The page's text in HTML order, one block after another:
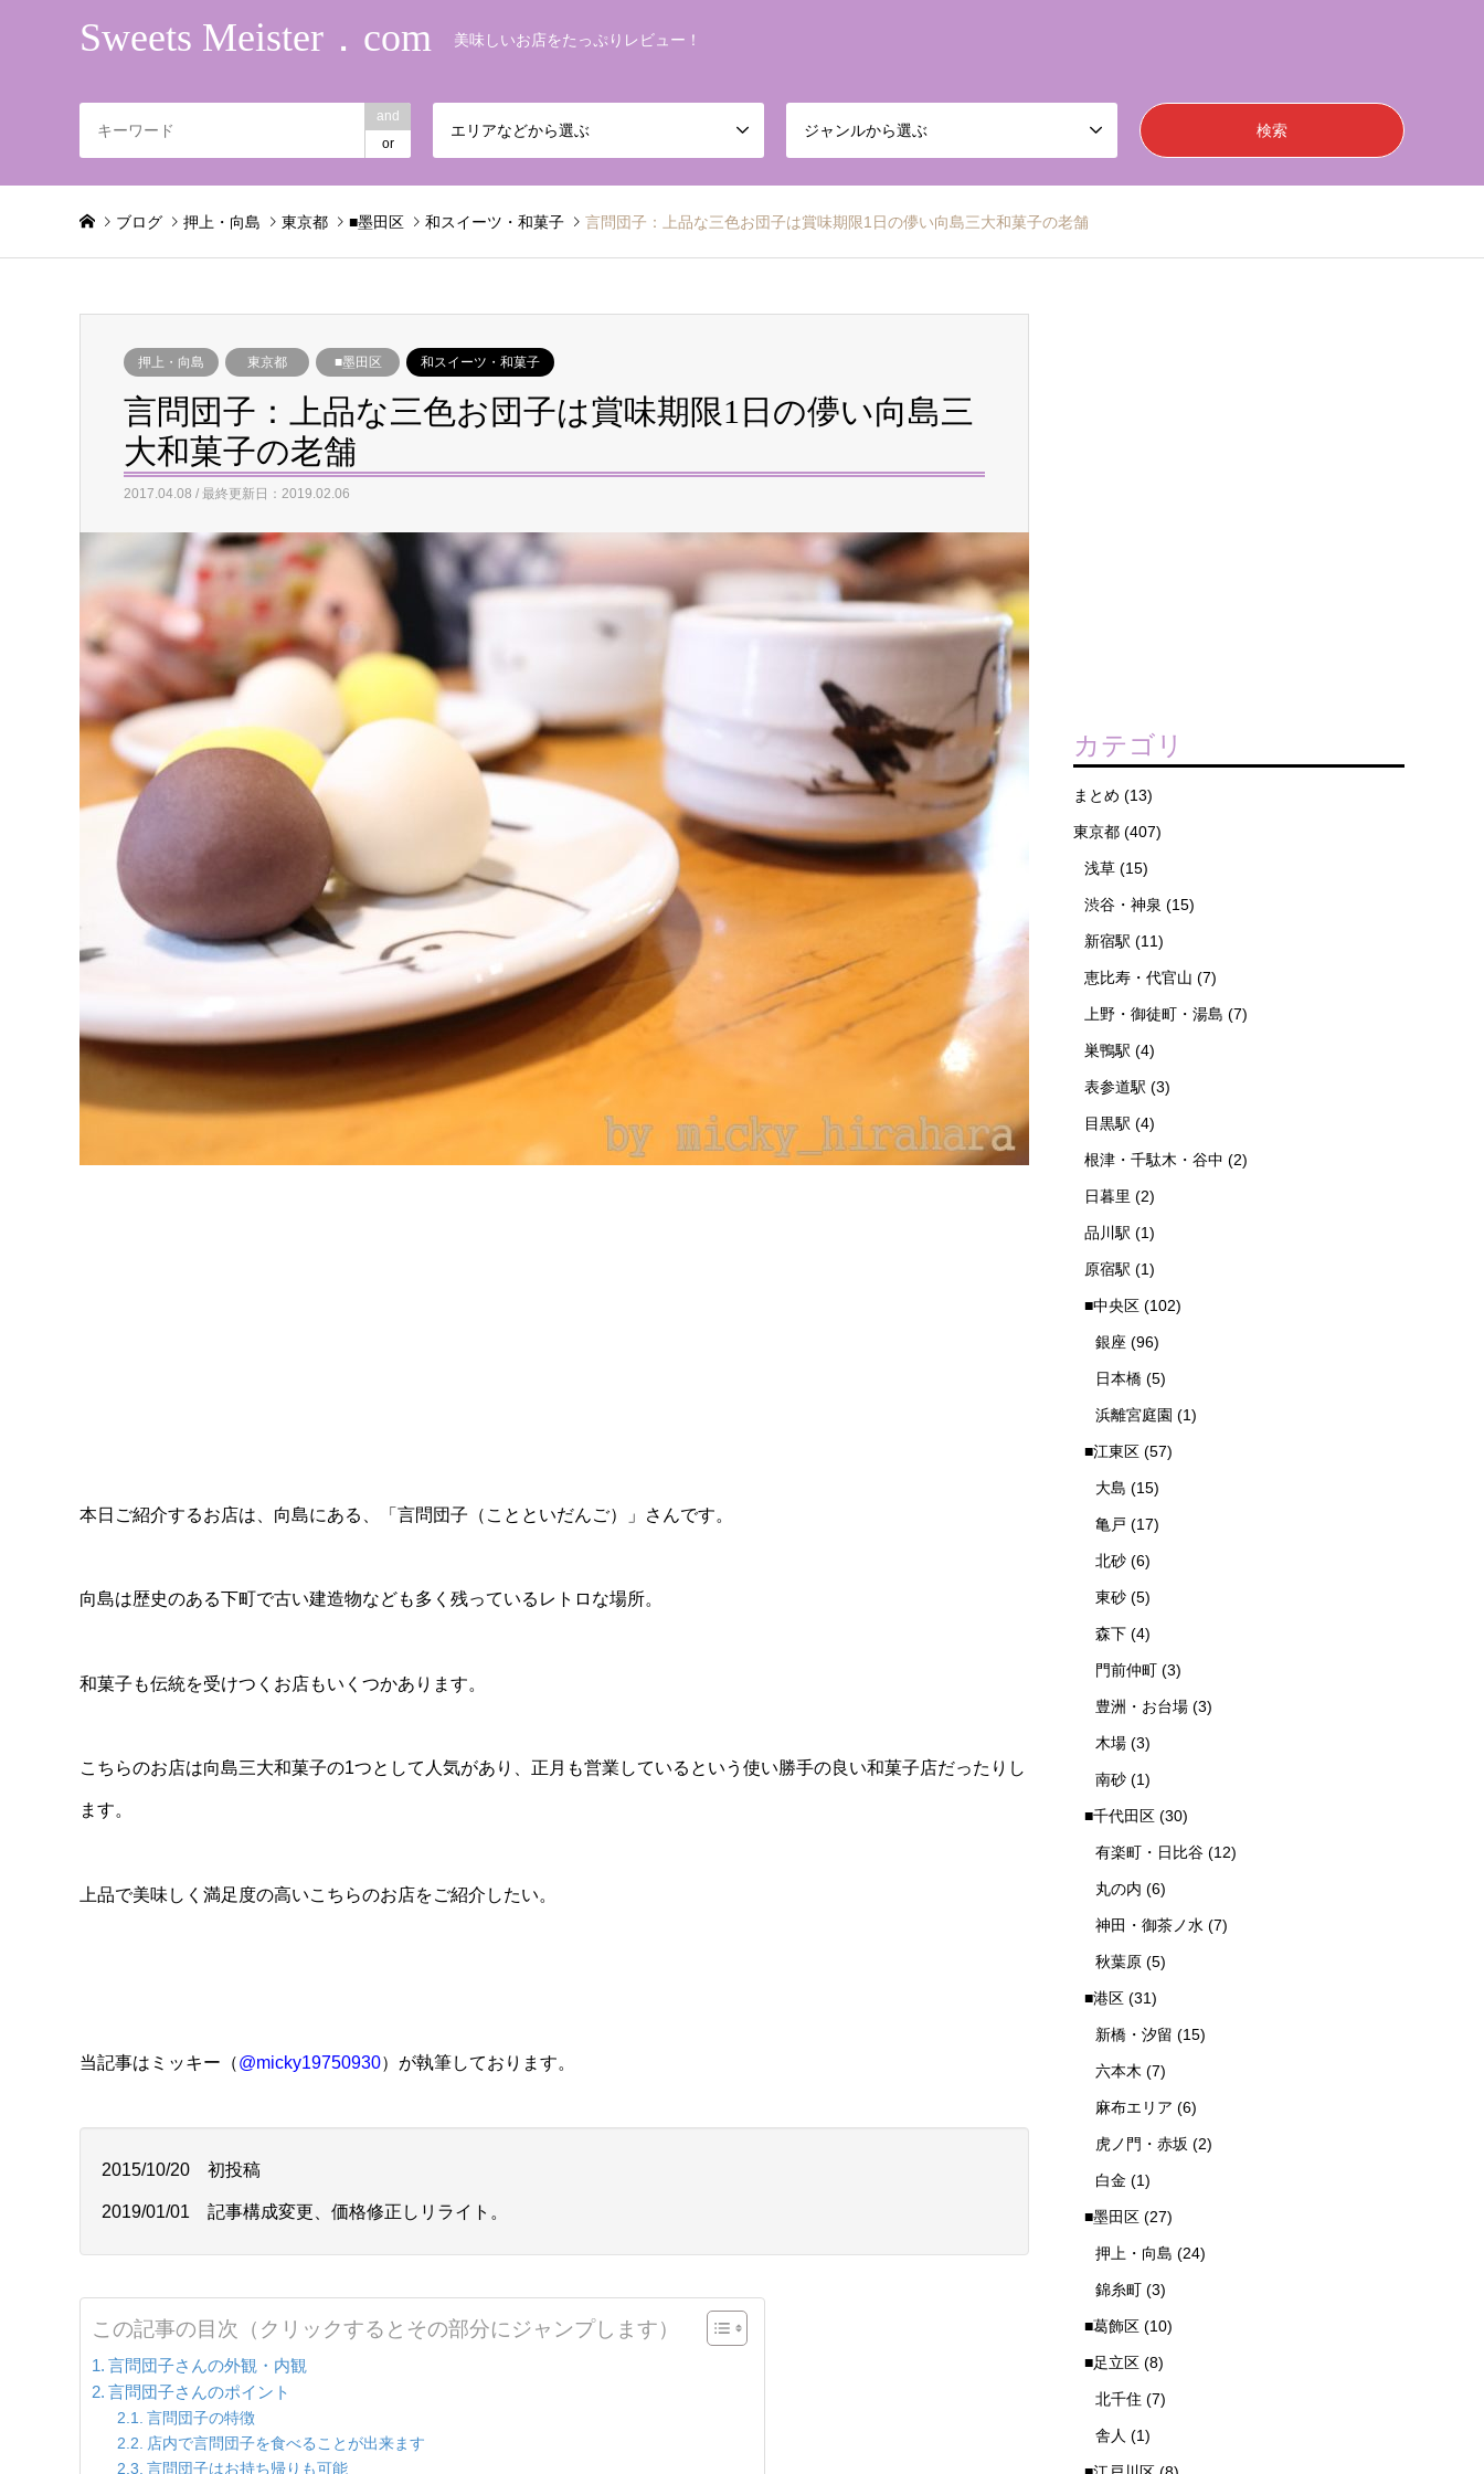
Sweets Meister．com 美味しいお店をたっぷりレビュー！
and
or
エリアなどから選ぶ ジャンルから選ぶ
ブログ 押上・向島 東京都 ■墨田区 和スイーツ・和菓子 言問団子：上品な三色お団子は賞味期限1日の儚い向島三大和菓子の老舗
押上・向島 東京都 ■墨田区 和スイーツ・和菓子
言問団子：上品な三色お団子は賞味期限1日の儚い向島三
大和菓子の老舗
2017.04.08 / 最終更新日：2019.02.06
本日ご紹介するお店は、向島にある、「言問団子（ことといだんご）」さんです。
向島は歴史のある下町で古い建造物なども多く残っているレトロな場所。
和菓子も伝統を受けつくお店もいくつかあります。
こちらのお店は向島三大和菓子の1つとして人気があり、正月も営業しているという使い勝手の良い和菓子店だったりし
ます。
上品で美味しく満足度の高いこちらのお店をご紹介したい。
当記事はミッキー（@micky19750930）が執筆しております。
2015/10/20 初投稿
2019/01/01 記事構成変更、価格修正しリライト。
この記事の目次（クリックするとその部分にジャンプします）
言問団子さんの外観・内観
言問団子さんのポイント
言問団子の特徴
店内で言問団子を食べることが出来ます
言問団子はお持ち帰りも可能
カテゴリ
まとめ (13)
東京都 (407)
浅草 (15)
渋谷・神泉 (15)
新宿駅 (11)
恵比寿・代官山 (7)
上野・御徒町・湯島 (7)
巣鴨駅 (4)
表参道駅 (3)
目黒駅 (4)
根津・千駄木・谷中 (2)
日暮里 (2)
品川駅 (1)
原宿駅 (1)
■中央区 (102)
銀座 (96)
日本橋 (5)
浜離宮庭園 (1)
■江東区 (57)
大島 (15)
亀戸 (17)
北砂 (6)
東砂 (5)
森下 (4)
門前仲町 (3)
豊洲・お台場 (3)
木場 (3)
南砂 (1)
■千代田区 (30)
有楽町・日比谷 (12)
丸の内 (6)
神田・御茶ノ水 (7)
秋葉原 (5)
■港区 (31)
新橋・汐留 (15)
六本木 (7)
麻布エリア (6)
虎ノ門・赤坂 (2)
白金 (1)
■墨田区 (27)
押上・向島 (24)
錦糸町 (3)
■葛飾区 (10)
■足立区 (8)
北千住 (7)
舎人 (1)